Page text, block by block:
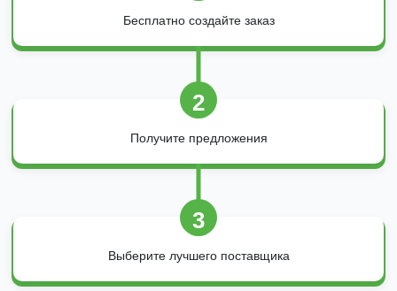
Бесплатно создайте заказ
2
Получите предложения
3
Выберите лучшего поставщика